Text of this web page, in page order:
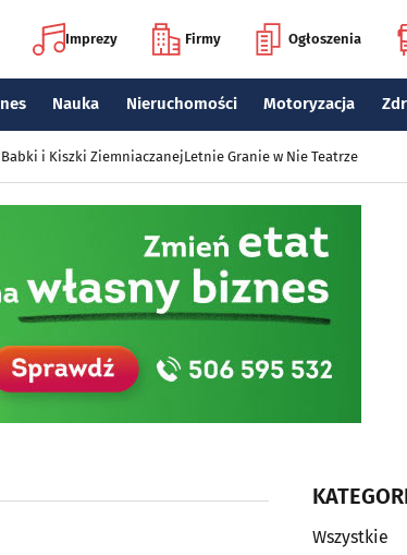
Imprezy Firmy Ogłoszenia
Nauka Nieruchomości Motoryzacja
i Kiszki ZiemniaczanejLetnie Granie w Nie Teatrze
Wszystkie